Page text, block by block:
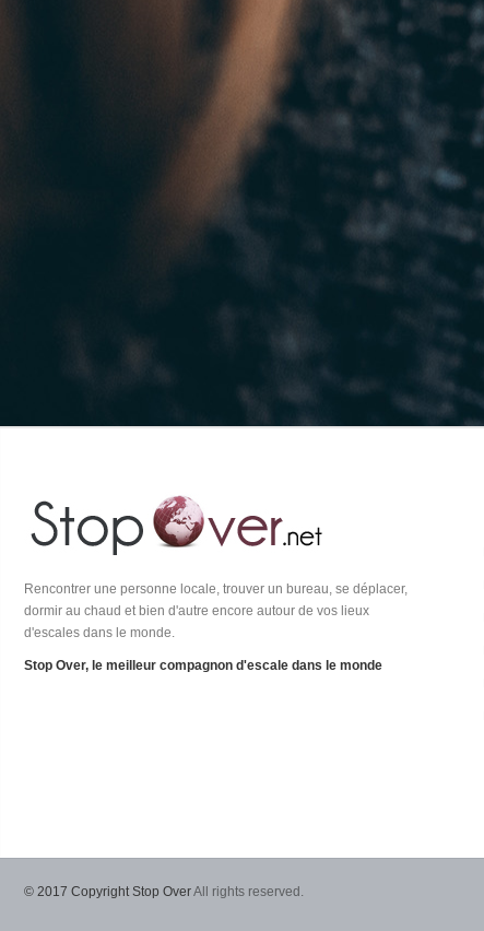
Rencontrer une personne locale, trouver un bureau, se déplacer,
dormir au chaud et bien d'autre encore autour de vos lieux
d'escales dans le monde.
Stop Over, le meilleur compagnon d'escale dans le monde
© 2017 Copyright Stop OverAll rights reserved.